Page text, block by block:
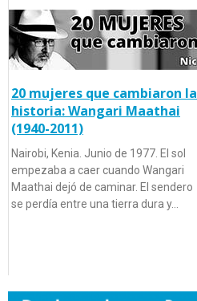
20 mujeres que cambiaron la
historia: Wangari Maathai
(1940-2011)
Nairobi, Kenia. Junio de 1977. El sol
empezaba a caer cuando Wangari
Maathai dejó de caminar. El sendero
se perdía entre una tierra dura y…